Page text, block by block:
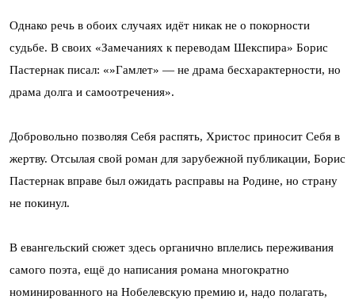
Однако речь в обоих случаях идёт никак не о покорности
судьбе. В своих «Замечаниях к переводам Шекспира» Борис
Пастернак писал: «»Гамлет» — не драма бесхарактерности, но
драма долга и самоотречения».
Добровольно позволяя Себя распять, Христос приносит Себя в
жертву. Отсылая свой роман для зарубежной публикации, Борис
Пастернак вправе был ожидать расправы на Родине, но страну
не покинул.
В евангельский сюжет здесь органично вплелись переживания
самого поэта, ещё до написания романа многократно
номинированного на Нобелевскую премию и, надо полагать,